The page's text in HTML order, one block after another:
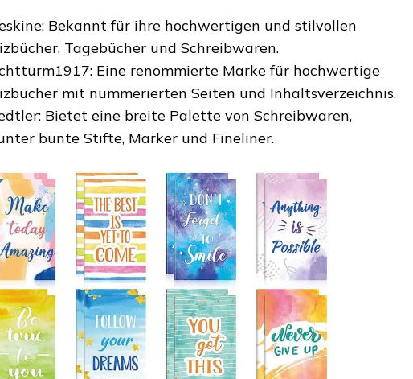
Bekannt für ihre hochwertigen und stilvollen
Tagebücher und Schreibwaren.
Eine renommierte Marke für hochwertige
mit nummerierten Seiten und Inhaltsverzeichnis.
Bietet eine breite Palette von Schreibwaren,
bunte Stifte, Marker und Fineliner.